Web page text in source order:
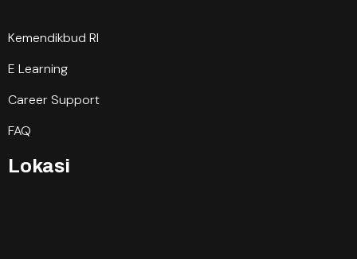
Kemendikbud RI
E Learning
Career Support
FAQ
Lokasi